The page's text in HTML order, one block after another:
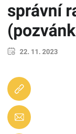
správní
22. 11. 2023
Turistické cíle
Kultura